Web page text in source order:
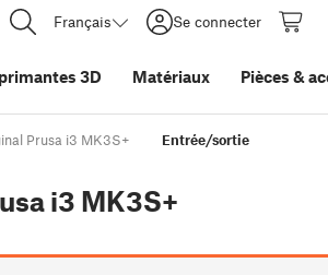
Français Se connecter
3D Matériaux Pièces &
Prusa i3 MK3S+ Entrée/sortie
i3 MK3S+